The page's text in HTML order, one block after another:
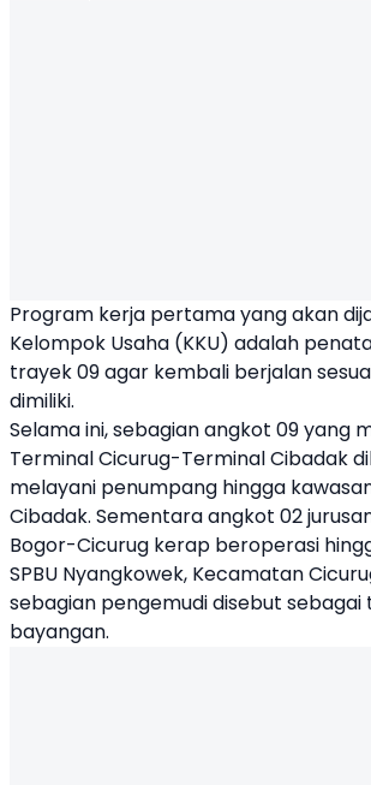
Program kerja pertama yang akan
Kelompok Usaha (KKU) adalah
trayek 09 agar kembali berjalan
dimiliki.
Selama ini, sebagian angkot 09 yang
Terminal Cicurug-Terminal Cibadak
melayani penumpang hingga
Cibadak. Sementara angkot 02
Bogor-Cicurug kerap beroperasi
SPBU Nyangkowek, Kecamatan
sebagian pengemudi disebut sebagai
bayangan.